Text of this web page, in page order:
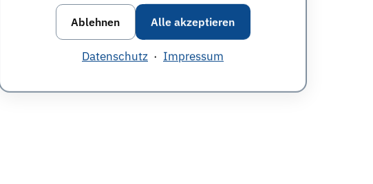
Ablehnen Alle akzeptieren
Datenschutz · Impressum